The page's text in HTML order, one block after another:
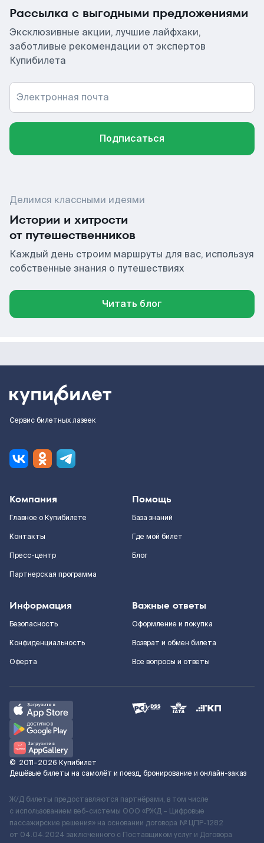
Рассылка с выгодными предложениями
Эксклюзивные акции, лучшие лайфхаки,
заботливые рекомендации от экспертов
Купибилета
Электронная почта
Подписаться
Делимся классными идеями
Истории и хитрости
от путешественников
Каждый день строим маршруты для вас, используя
собственные знания о путешествиях
Читать блог
Сервис билетных лазеек
Компания
Главное о Купибилете
Контакты
Пресс-центр
Партнерская программа
Помощь
База знаний
Где мой билет
Блог
Информация
Безопасность
Конфиденциальность
Оферта
Важные ответы
Оформление и покупка
Возврат и обмен билета
Все вопросы и ответы
© 2011–2026 Купибилет
Дешёвые билеты на самолёт и поезд, бронирование и онлайн-заказ
Ж/Д билеты предоставляются партнёрами, в том числе
с использованием веб-системы ООО «РЖД – Цифровые
пассажирские решения» на основании договора № ЦПР-1282
от 04.04.2024 заключенного с Поставщиком услуг и Договора